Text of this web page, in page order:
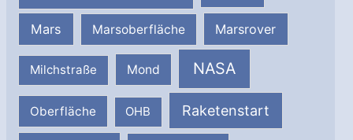
Mars Marsoberfläche Marsrover
Milchstraße Mond NASA
Oberfläche OHB Raketenstart